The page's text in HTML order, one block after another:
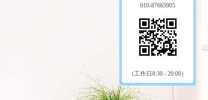
010-87665905
（工作日8:30 - 20:00）